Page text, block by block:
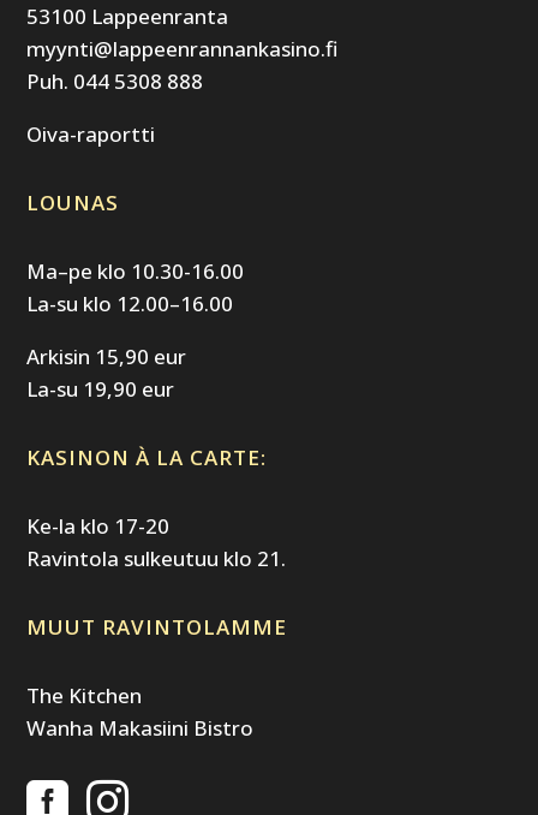
53100 Lappeenranta
myynti@lappeenrannankasino.fi
Puh. 044 5308 888
Oiva-raportti
LOUNAS
Ma–pe klo 10.30-16.00
La-su klo 12.00–16.00
Arkisin 15,90 eur
La-su 19,90 eur
KASINON À LA CARTE:
Ke-la klo 17-20
Ravintola sulkeutuu klo 21.
MUUT RAVINTOLAMME
The Kitchen
Wanha Makasiini Bistro
 